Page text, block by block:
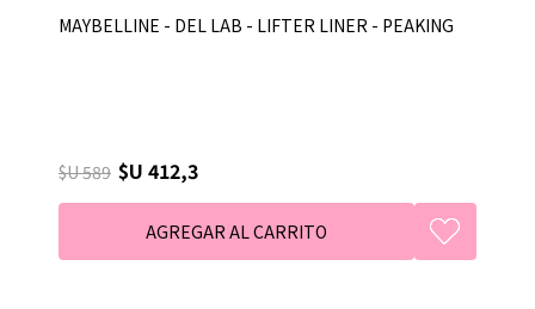
MAYBELLINE - DEL LAB - LIFTER LINER - PEAKING
$U 589 $U 412,3